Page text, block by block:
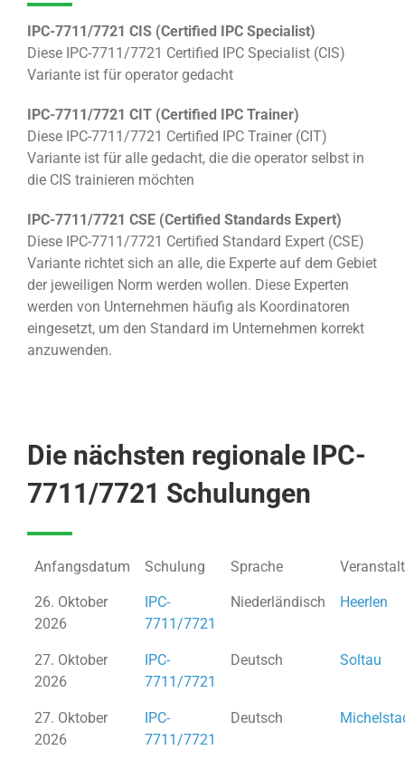
IPC-7711/7721 CIS (Certified IPC Specialist)
Diese IPC-7711/7721 Certified IPC Specialist (CIS)
Variante ist für operator gedacht
IPC-7711/7721 CIT (Certified IPC Trainer)
Diese IPC-7711/7721 Certified IPC Trainer (CIT)
Variante ist für alle gedacht, die die operator selbst in
die CIS trainieren möchten
IPC-7711/7721 CSE (Certified Standards Expert)
Diese IPC-7711/7721 Certified Standard Expert (CSE)
Variante richtet sich an alle, die Experte auf dem Gebiet
der jeweiligen Norm werden wollen. Diese Experten
werden von Unternehmen häufig als Koordinatoren
eingesetzt, um den Standard im Unternehmen korrekt
anzuwenden.
Die nächsten regionale IPC-
7711/7721 Schulungen
Anfangsdatum Schulung Sprache
26. Oktober
2026
IPC-
7711/7721
Niederländisch Heerlen
27. Oktober
2026
IPC-
7711/7721
Deutsch Soltau
27. Oktober
2026
IPC-
7711/7721
Deutsch